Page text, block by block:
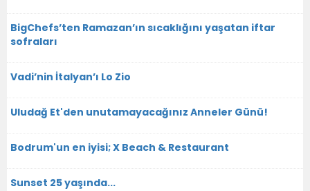
BigChefs’ten Ramazan’ın sıcaklığını yaşatan iftar
sofraları
Vadi’nin İtalyan’ı Lo Zio
Uludağ Et'den unutamayacağınız Anneler Günü!
Bodrum'un en iyisi; X Beach & Restaurant
Sunset 25 yaşında...